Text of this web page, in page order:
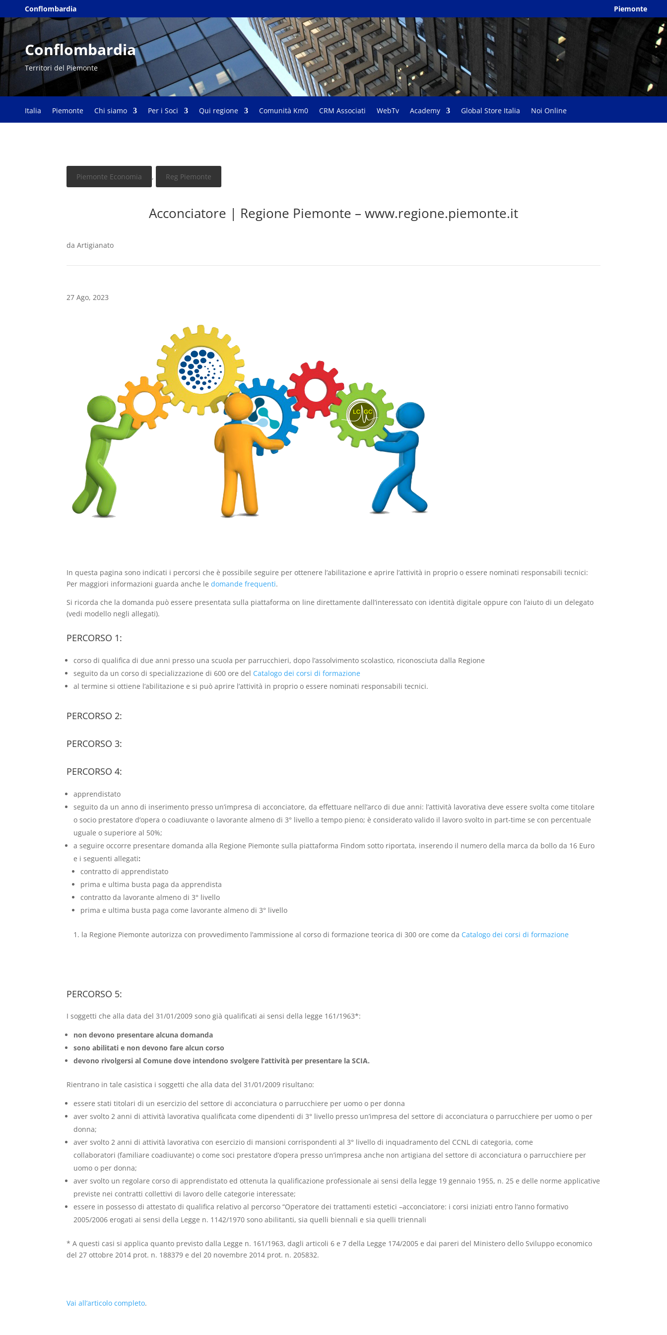
Conflombardia Piemonte
Conflombardia
Territori del Piemonte
Italia Piemonte Chi siamo Per i Soci Qui regione Comunità Km0 CRM Associati WebTv Academy Global Store Italia Noi Online
Piemonte Economia , Reg Piemonte
Acconciatore | Regione Piemonte – www.regione.piemonte.it
daArtigianato
27 Ago, 2023
In questa pagina sono indicati i percorsi che è possibile seguire per ottenere l’abilitazione e aprire l’attività in proprio o essere nominati responsabili tecnici:
Per maggiori informazioni guarda anche le domande frequenti.
Si ricorda che la domanda può essere presentata sulla piattaforma on line direttamente dall’interessato con identità digitale oppure con l’aiuto di un delegato
(vedi modello negli allegati).
PERCORSO 1:
corso di qualifica di due anni presso una scuola per parrucchieri, dopo l’assolvimento scolastico, riconosciuta dalla Regione
seguito da un corso di specializzazione di 600 ore del Catalogo dei corsi di formazione
al termine si ottiene l’abilitazione e si può aprire l’attività in proprio o essere nominati responsabili tecnici.
PERCORSO 2:
PERCORSO 3:
PERCORSO 4:
apprendistato
seguito da un anno di inserimento presso un’impresa di acconciatore, da effettuare nell’arco di due anni: l’attività lavorativa deve essere svolta come titolare
o socio prestatore d’opera o coadiuvante o lavorante almeno di 3° livello a tempo pieno; è considerato valido il lavoro svolto in part-time se con percentuale
uguale o superiore al 50%;
a seguire occorre presentare domanda alla Regione Piemonte sulla piattaforma Findom sotto riportata, inserendo il numero della marca da bollo da 16 Euro
e i seguenti allegati:
contratto di apprendistato
prima e ultima busta paga da apprendista
contratto da lavorante almeno di 3° livello
prima e ultima busta paga come lavorante almeno di 3° livello
la Regione Piemonte autorizza con provvedimento l’ammissione al corso di formazione teorica di 300 ore come da Catalogo dei corsi di formazione
PERCORSO 5:
I soggetti che alla data del 31/01/2009 sono già qualificati ai sensi della legge 161/1963*:
non devono presentare alcuna domanda
sono abilitati e non devono fare alcun corso
devono rivolgersi al Comune dove intendono svolgere l’attività per presentare la SCIA.
Rientrano in tale casistica i soggetti che alla data del 31/01/2009 risultano:
essere stati titolari di un esercizio del settore di acconciatura o parrucchiere per uomo o per donna
aver svolto 2 anni di attività lavorativa qualificata come dipendenti di 3° livello presso un’impresa del settore di acconciatura o parrucchiere per uomo o per
donna;
aver svolto 2 anni di attività lavorativa con esercizio di mansioni corrispondenti al 3° livello di inquadramento del CCNL di categoria, come
collaboratori (familiare coadiuvante) o come soci prestatore d’opera presso un’impresa anche non artigiana del settore di acconciatura o parrucchiere per
uomo o per donna;
aver svolto un regolare corso di apprendistato ed ottenuta la qualificazione professionale ai sensi della legge 19 gennaio 1955, n. 25 e delle norme applicative
previste nei contratti collettivi di lavoro delle categorie interessate;
essere in possesso di attestato di qualifica relativo al percorso “Operatore dei trattamenti estetici –acconciatore: i corsi iniziati entro l’anno formativo
2005/2006 erogati ai sensi della Legge n. 1142/1970 sono abilitanti, sia quelli biennali e sia quelli triennali
* A questi casi si applica quanto previsto dalla Legge n. 161/1963, dagli articoli 6 e 7 della Legge 174/2005 e dai pareri del Ministero dello Sviluppo economico
del 27 ottobre 2014 prot. n. 188379 e del 20 novembre 2014 prot. n. 205832.
Vai all’articolo completo.